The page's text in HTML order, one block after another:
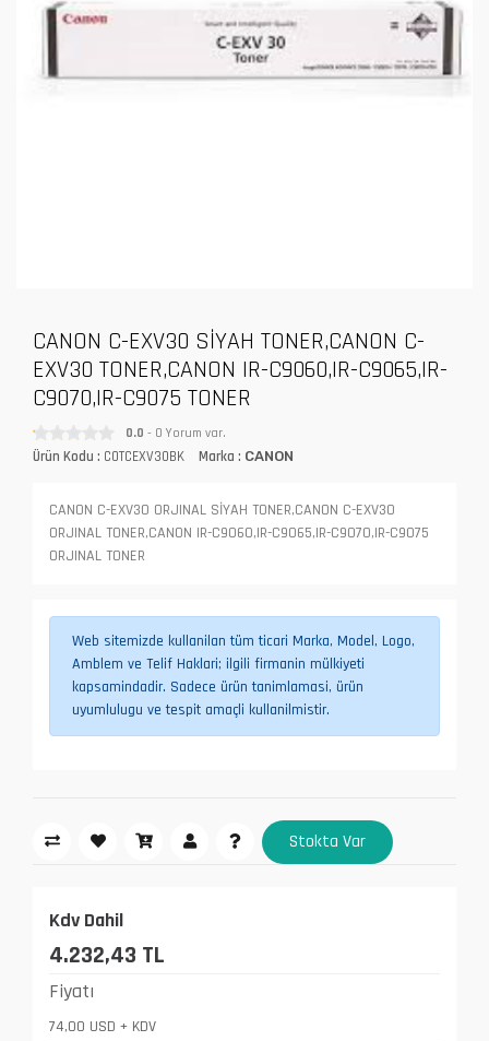
CANON C-EXV30 SİYAH TONER,CANON C-
EXV30 TONER,CANON IR-C9060,IR-C9065,IR-
C9070,IR-C9075 TONER
0.0 - 0 Yorum var.
Ürün Kodu : COTCEXV30BK Marka : CANON
CANON C-EXV30 ORJINAL SİYAH TONER,CANON C-EXV30
ORJINAL TONER,CANON IR-C9060,IR-C9065,IR-C9070,IR-C9075
ORJINAL TONER
Web sitemizde kullanilan tüm ticari Marka, Model, Logo,
Amblem ve Telif Haklari; ilgili firmanin mülkiyeti
kapsamindadir. Sadece ürün tanimlamasi, ürün
uyumlulugu ve tespit amaçli kullanilmistir.
Stokta Var
Kdv Dahil
4.232,43 TL
Fiyatı
74,00 USD + KDV